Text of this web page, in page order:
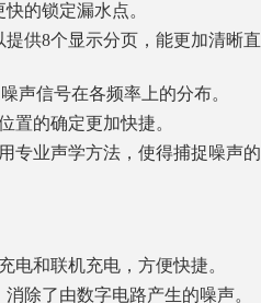
的锁定漏水点。
供8个显示分页，能更加清晰直
声信号在各频率上的分布。
置的确定更加快捷。
专业声学方法，使得捕捉噪声的
电和联机充电，方便快捷。
除了由数字电路产生的噪声。